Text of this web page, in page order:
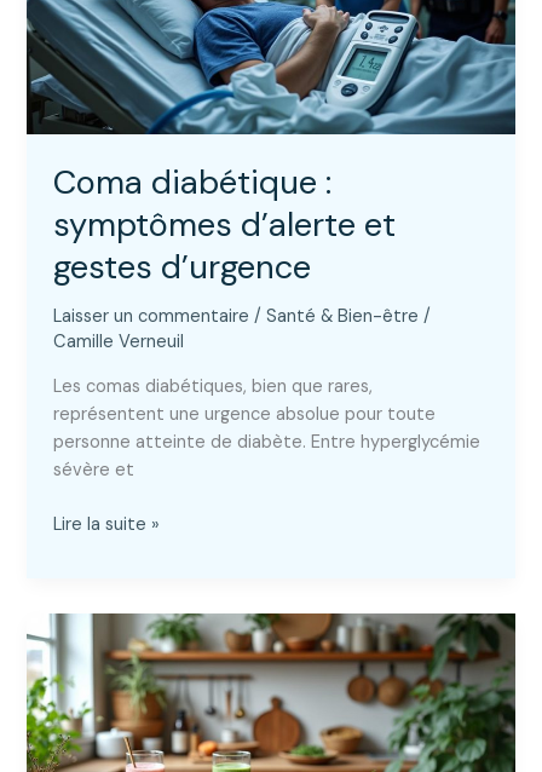
jamais
ignorer
Coma diabétique :
symptômes d’alerte et
gestes d’urgence
Laisser un commentaire /Santé & Bien-être /
Camille Verneuil
Les comas diabétiques, bien que rares,
représentent une urgence absolue pour toute
personne atteinte de diabète. Entre hyperglycémie
sévère et
Coma
d’alerte
et
gestes
d’urgence
Lire la suite »